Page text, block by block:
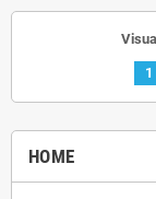
HOME
1